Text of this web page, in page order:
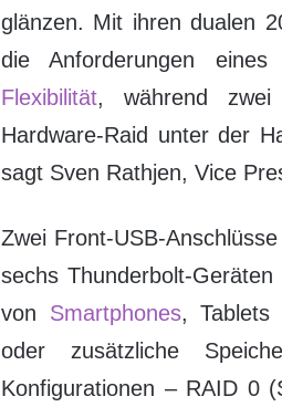
glänzen. Mit ihren dualen
die Anforderungen
Flexibilität, während zwei
Hardware-Raid unter der
sagt Sven Rathjen, Vice
Zwei Front-USB-
sechs Thunderbolt-
von Smartphones, Tablets
oder zusätzliche
Konfigurationen – RAID 0